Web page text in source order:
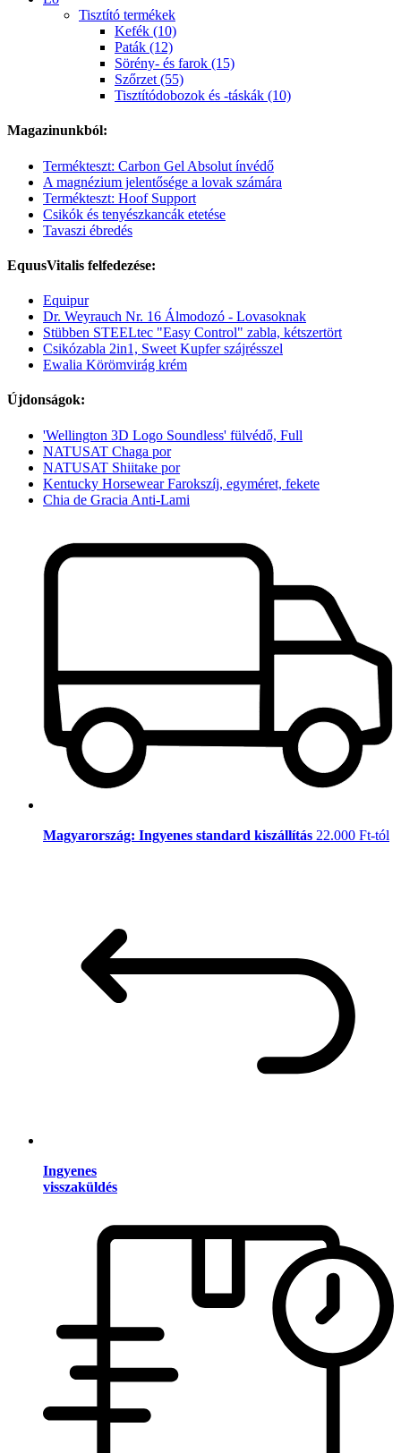
Tisztító termékek
Kefék (10)
Paták (12)
Sörény- és farok (15)
Szőrzet (55)
Tisztítódobozok és -táskák (10)
Magazinunkból:
Termékteszt: Carbon Gel Absolut ínvédő
A magnézium jelentősége a lovak számára
Termékteszt: Hoof Support
Csikók és tenyészkancák etetése
Tavaszi ébredés
EquusVitalis felfedezése:
Equipur
Dr. Weyrauch Nr. 16 Álmodozó - Lovasoknak
Stübben STEELtec "Easy Control" zabla, kétszertört
Csikózabla 2in1, Sweet Kupfer szájrésszel
Ewalia Körömvirág krém
Újdonságok:
'Wellington 3D Logo Soundless' fülvédő, Full
NATUSAT Chaga por
NATUSAT Shiitake por
Kentucky Horsewear Farokszíj, egyméret, fekete
Chia de Gracia Anti-Lami
Magyarország: Ingyenes standard kiszállítás 22.000 Ft-tól
Ingyenes
visszaküldés